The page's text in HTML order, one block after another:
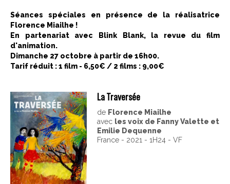
Séances spéciales en présence de la réalisatrice
Florence Miailhe !
En partenariat avec Blink Blank, la revue du film
d'animation.
Dimanche 27 octobre à partir de 16h00.
Tarif réduit : 1 film - 6,50€ / 2 films : 9,00€
La Traversée
de Florence Miailhe
avec les voix de Fanny Valette et
Emilie Dequenne
France - 2021 - 1H24 - VF